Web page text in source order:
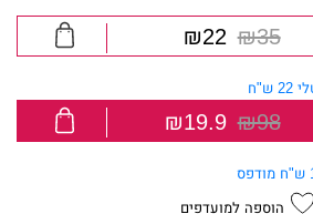
₪35
₪22
₪98
₪19.9
הוספה למועדפים